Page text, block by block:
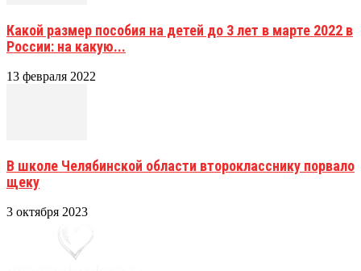
Какой размер пособия на детей до 3 лет в марте 2022 в
России: на какую...
13 февраля 2022
В школе Челябинской области второкласснику порвало
щеку
3 октября 2023